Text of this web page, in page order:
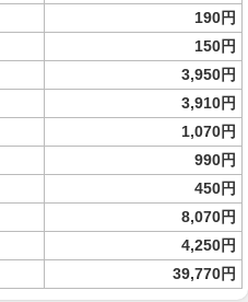
190円
150円
3,950円
3,910円
1,070円
990円
450円
8,070円
4,250円
39,770円